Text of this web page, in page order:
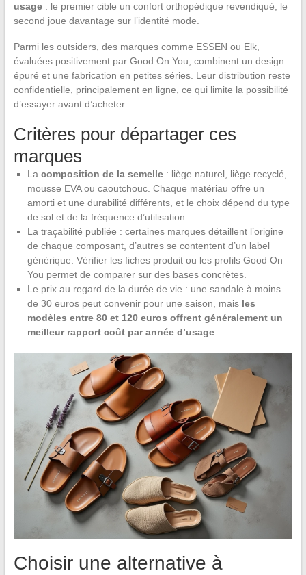
usage: le premier cible un confort orthopédique revendiqué, le
second joue davantage sur l’identité mode.
Parmi les outsiders, des marques comme ESSĒN ou Elk,
évaluées positivement par Good On You, combinent un design
épuré et une fabrication en petites séries. Leur distribution reste
confidentielle, principalement en ligne, ce qui limite la possibilité
d’essayer avant d’acheter.
Critères pour départager ces
marques
La composition de la semelle: liège naturel, liège recyclé,
mousse EVA ou caoutchouc. Chaque matériau offre un
amorti et une durabilité différents, et le choix dépend du type
de sol et de la fréquence d’utilisation.
La traçabilité publiée : certaines marques détaillent l’origine
de chaque composant, d’autres se contentent d’un label
générique. Vérifier les fiches produit ou les profils Good On
You permet de comparer sur des bases concrètes.
Le prix au regard de la durée de vie : une sandale à moins
de 30 euros peut convenir pour une saison, mais les
modèles entre 80 et 120 euros offrent généralement un
meilleur rapport coût par année d’usage.
Choisir une alternative à